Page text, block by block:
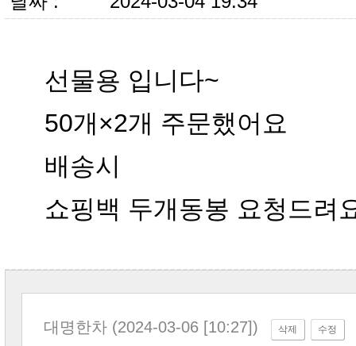
선물용 입니다~
50개×2개 주문했어요
배송시
쇼핑백 두개동봉 요청드려
대명한차 (2024-03-06 [10:27]) 삭제 수정